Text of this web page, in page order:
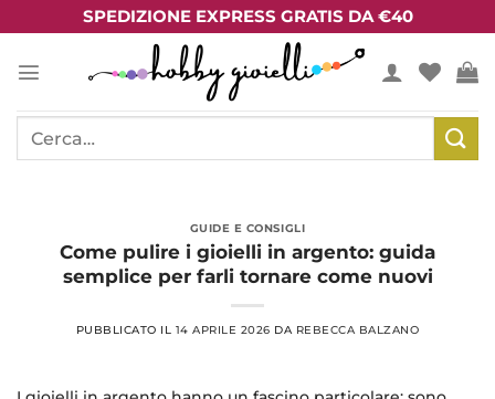
ai
contenuti
SPEDIZIONE EXPRESS GRATIS DA €40
Cerca:
GUIDE E CONSIGLI
Come pulire i gioielli in argento: guida
semplice per farli tornare come nuovi
PUBBLICATO IL 14 APRILE 2026 DA REBECCA BALZANO